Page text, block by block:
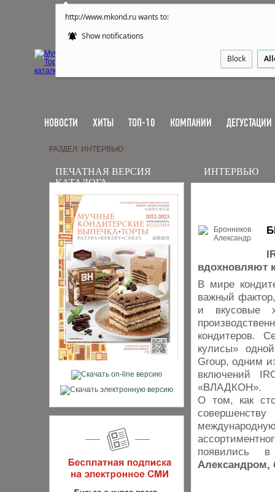
http://www.mkond.ru wants to:
Show notifications
Block
НОВОСТИ ХИТЫ ТОП-10 КОМПАНИИ ДЕГУСТАЦИИ
ПЕЧАТНАЯ ВЕРСИЯ
КАТАЛОГА
РАЗДЕЛ: ИНТЕРВЬЮ
ИНТЕРВЬЮ
вдохновляют
В мире
важный
и вкусовые
кондитеров.
кулисы»
Group, одним
включений
«ВЛАДКОН».
О том, как
появились
Александром,